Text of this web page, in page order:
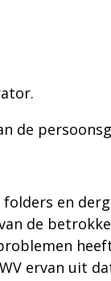
de
en
de
ervan uit